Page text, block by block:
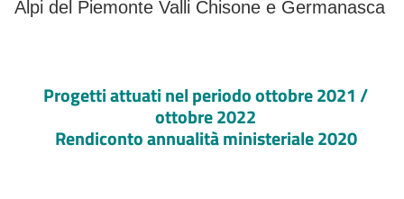
Alpi del Piemonte Valli Chisone e Germanasca
Progetti attuati nel periodo ottobre 2021 /
ottobre 2022
Rendiconto annualità ministeriale 2020